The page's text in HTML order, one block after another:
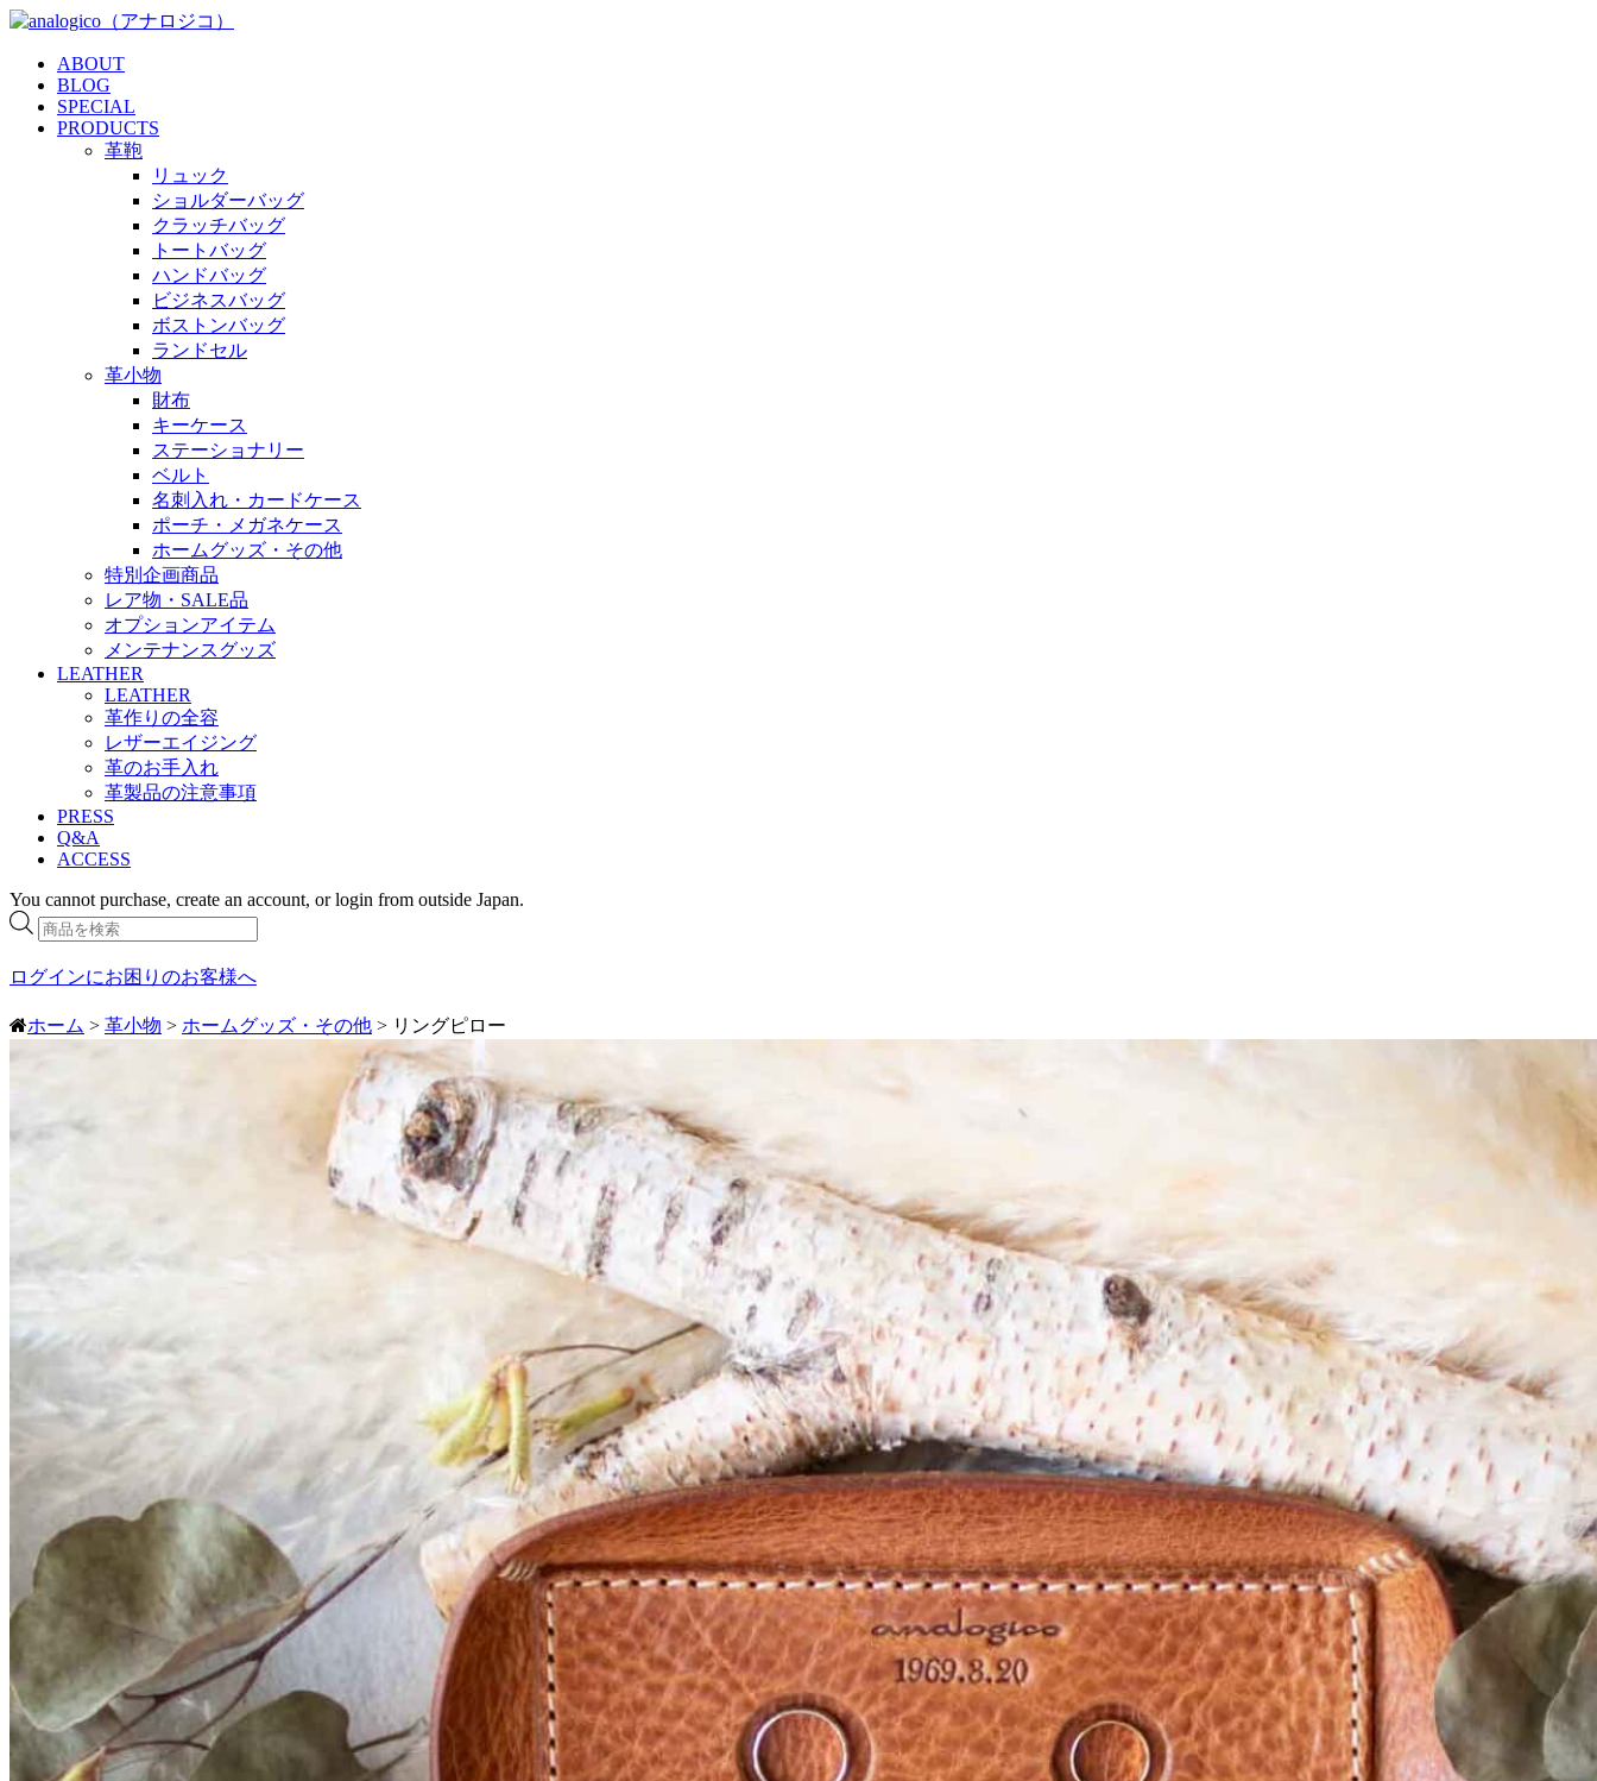
ABOUT
BLOG
SPECIAL
PRODUCTS
革鞄
リュック
ショルダーバッグ
クラッチバッグ
トートバッグ
ハンドバッグ
ビジネスバッグ
ボストンバッグ
ランドセル
革小物
財布
キーケース
ステーショナリー
ベルト
名刺入れ・カードケース
ポーチ・メガネケース
ホームグッズ・その他
特別企画商品
レア物・SALE品
オプションアイテム
メンテナンスグッズ
LEATHER
LEATHER
革作りの全容
レザーエイジング
革のお手入れ
革製品の注意事項
PRESS
Q&A
ACCESS
You cannot purchase, create an account, or login from outside Japan.
商
品
検
ログインにお困りのお客様へ
ホーム > 革小物 > ホームグッズ・その他 > リングピロー